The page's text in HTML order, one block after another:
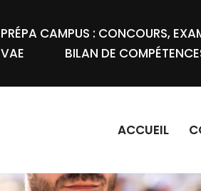
PRÉPA CAMPUS : CONCOURS,
VAE
BILAN DE
ACCUEIL